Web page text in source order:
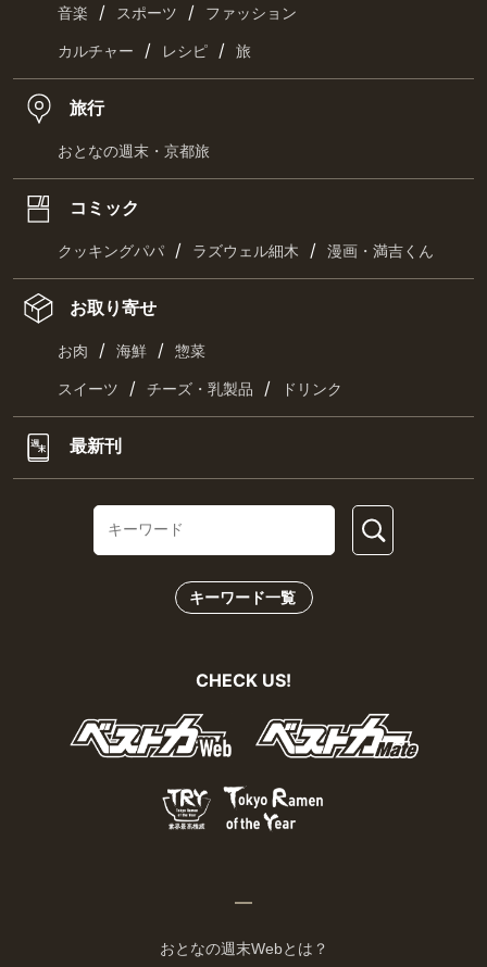
音楽 / スポーツ / ファッション
カルチャー / レシピ / 旅
旅行
おとなの週末・京都旅
コミック
クッキングパパ / ラズウェル細木 / 漫画・満吉くん
お取り寄せ
お肉 / 海鮮 / 惣菜
スイーツ / チーズ・乳製品 / ドリンク
最新刊
キーワード一覧
CHECK US!
おとなの週末Webとは？